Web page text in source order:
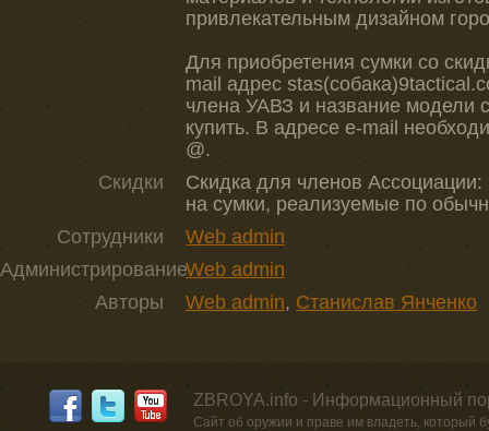
привлекательным дизайном
Для приобретения сумки со
mail адрес
члена УАВЗ и название модели
купить. В адресе e-mail
@.
Скидки
Скидка для членов
на сумки, реализуемые по
Сотрудники
Web admin
АдминистрированиеWeb admin
Авторы
Web admin, Станислав Янченко
ZBROYA.info - Информационный
Сайт об оружии и праве им владеть, который